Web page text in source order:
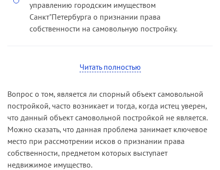
учет). В нарушение приведенной нормы
указанные органы к участию в деле привлечены
судом сделан ошибочный вывод о
возведенную постройку, поскольку такое
решение могло быть принято только
правительством Санкт-Петербурга в
соответствии с требованиями Закона Санкт-
Петербурга от 17.06.04 № 282-43 «О порядке
предоставления объектов недвижимости,
находящихся в собственности Санкт-Петербурга,
управлению городским имуществом
Санкт"Петербурга о признании права
собственности на самовольную постройку.
относительно предмета спора привлечены:
регистрационной службы по Санкт-Петербургу и
Ленинградской области и Комитет по
земельным ресурсам и землеустройству Санкт-
Петербурга.
Решением суда исковые требования были
удовлетворены.
Читать полностью
Вопрос о том, является ли спорный объект самовольной
постройкой, часто возникает и тогда, когда истец уверен,
что данный объект самовольной постройкой не является.
Можно сказать, что данная проблема занимает ключевое
место при рассмотрении исков о признании права
собственности, предметом которых выступает
недвижимое имущество.